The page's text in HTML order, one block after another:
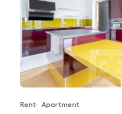
Offer type
Rent
Property type
Apartment